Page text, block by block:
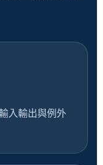
入輸出與例外